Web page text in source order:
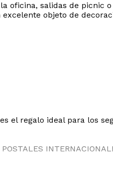
oficina, salidas de picnic
objeto de
el regalo ideal para los